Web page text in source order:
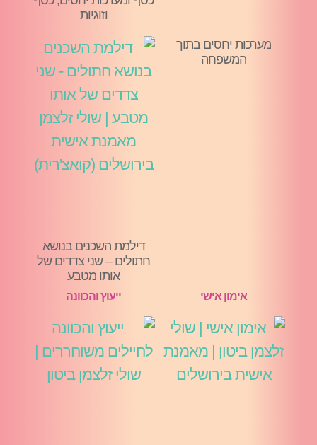
מערכות יחסים בתוך
המשפחה
וזוגיות
דילמת השכנים בנושא
חתולים – שני צדדים של
אותו מטבע
אימון אישי ייעוץ והכוונה